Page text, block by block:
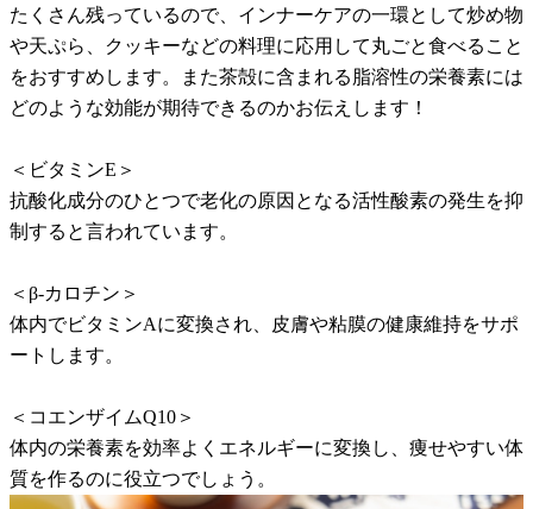
たくさん残っているので、インナーケアの一環として炒め物
や天ぷら、クッキーなどの料理に応用して丸ごと食べること
をおすすめします。また茶殻に含まれる脂溶性の栄養素には
どのような効能が期待できるのかお伝えします！
＜ビタミンE＞
抗酸化成分のひとつで老化の原因となる活性酸素の発生を抑
制すると言われています。
＜β-カロチン＞
体内でビタミンAに変換され、皮膚や粘膜の健康維持をサポ
ートします。
＜コエンザイムQ10＞
体内の栄養素を効率よくエネルギーに変換し、痩せやすい体
質を作るのに役立つでしょう。